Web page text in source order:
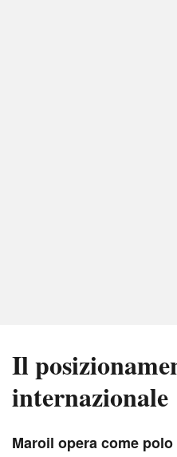
Il
internazionale
Maroil opera come